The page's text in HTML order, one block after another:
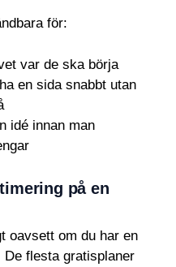
för:
var de ska börja
en sida snabbt utan
idé innan man
på en
oavsett om du har en
flesta gratisplaner